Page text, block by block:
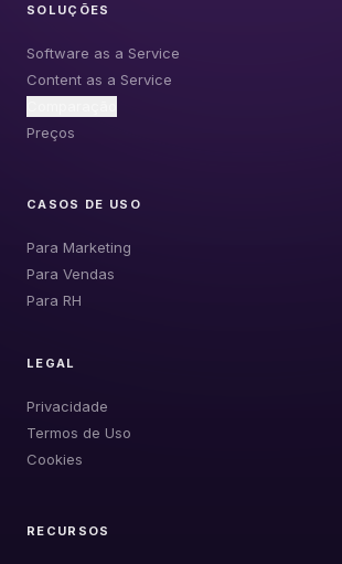
SOLUÇÕES
Software as a Service
Content as a Service
Preços
CASOS DE USO
Para Marketing
Para Vendas
Para RH
LEGAL
Privacidade
Termos de Uso
Cookies
RECURSOS